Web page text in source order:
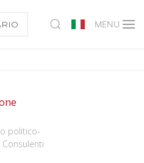
MENU
politico-